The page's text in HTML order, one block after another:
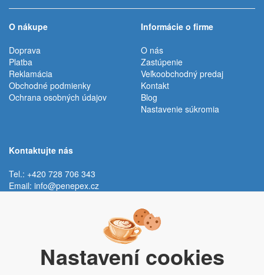
O nákupe
Doprava
Platba
Reklamácia
Obchodné podmienky
Ochrana osobných údajov
Informácie o firme
O nás
Zastúpenie
Veľkoobchodný predaj
Kontakt
Blog
Nastavenie súkromia
Kontaktujte nás
Tel.: +420 728 706 343
Email: info@penepex.cz
Trávník 2076, 686 03 Staré Město
Nastavení cookies